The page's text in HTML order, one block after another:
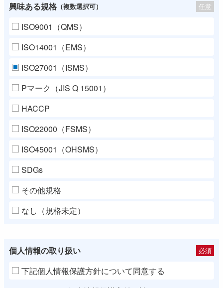
興味ある規格 （複数選択可） 任意
ISO9001（QMS）
ISO14001（EMS）
ISO27001（ISMS）
Pマーク（JIS Q 15001）
HACCP
ISO22000（FSMS）
ISO45001（OHSMS）
SDGs
その他規格
なし（規格未定）
個人情報の取り扱い 必須
下記個人情報保護方針について同意する